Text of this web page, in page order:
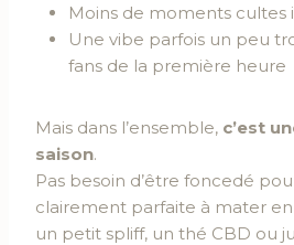
Moins de moments cultes
Une vibe parfois un peu
fans de la première heure
Mais dans l’ensemble, c’est
saison.
Pas besoin d’être foncedé
clairement parfaite à mater
un petit spliff, un thé CBD ou